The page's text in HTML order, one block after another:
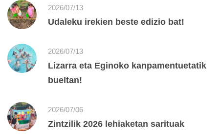
2026/07/13
Udaleku irekien beste edizio bat!
2026/07/13
Lizarra eta Eginoko kanpamentuetatik
bueltan!
2026/07/06
Zintzilik 2026 lehiaketan sarituak